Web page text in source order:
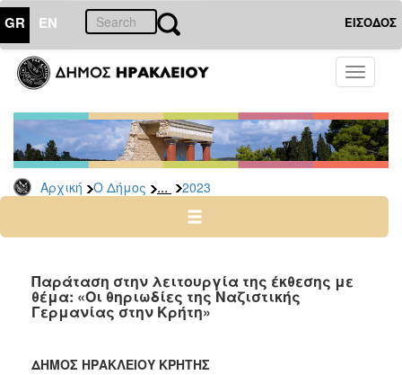
GR EN ΕΙΣΟΔΟΣ
Toggle
Αρχική Ο Δήμος ... 2023
ΔΗΜΟΣ
Δελτία
Τύπου
Αρχείο
2026
2024
2022
2021
Παράταση στην λειτουργία της έκθεσης με
θέμα: «Οι θηριωδίες της Ναζιστικής
Γερμανίας στην Κρήτη»
ΔΗΜΟΣ ΗΡΑΚΛΕΙΟΥ ΚΡΗΤΗΣ